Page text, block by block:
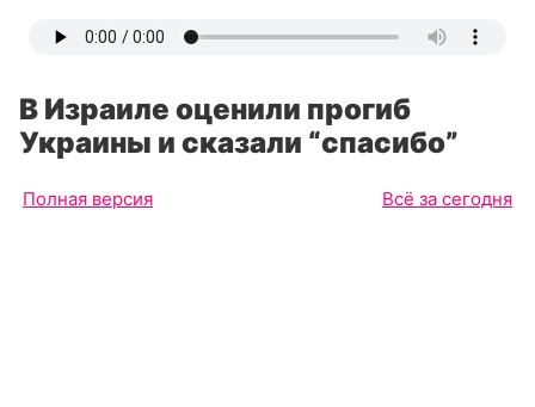
В Израиле оценили прогиб
Украины и сказали “спасибо”
Полная версия Всё за сегодня